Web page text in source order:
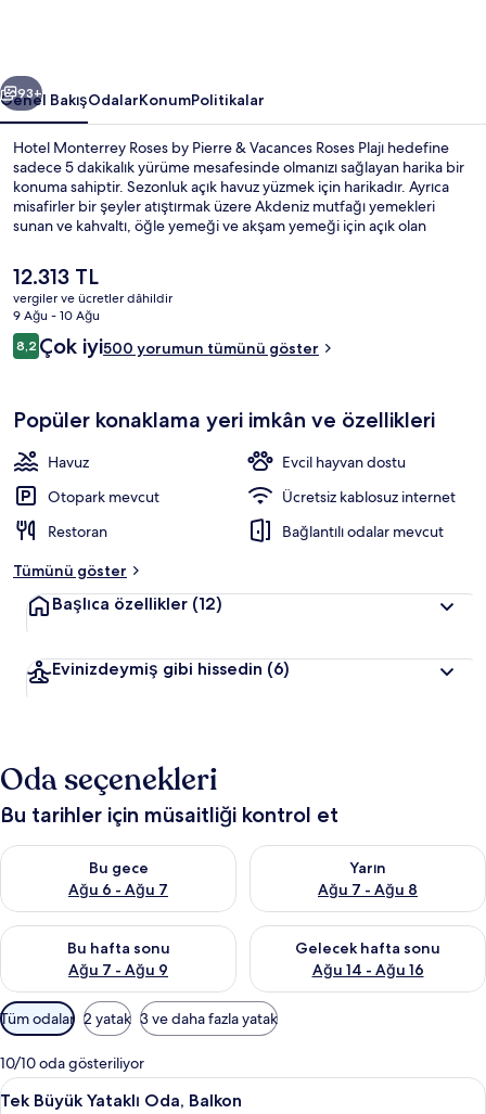
fotoğraf
galerisi
Sonraki
93+
Genel BakışOdalarKonumPolitikalar
Hotel Monterrey Roses by Pierre & Vacances Roses Plajı hedefine
sadece 5 dakikalık yürüme mesafesinde olmanızı sağlayan harika bir
konuma sahiptir. Sezonluk açık havuz yüzmek için harikadır. Ayrıca
misafirler bir şeyler atıştırmak üzere Akdeniz mutfağı yemekleri
sunan ve kahvaltı, öğle yemeği ve akşam yemeği için açık olan
çocuk havuzu diğer öne çıkan özellikler arasındadır. Yardıma hazır
personel ve konaklama yerinin genel durumu misafirlerden iyi puan
alıyor.
Şu
anki
fiyat
12.313 TL
12.313 TL
vergiler ve ücretler dâhildir
9 Ağu - 10 Ağu
Yorumlar
8,28,2/10
Çok iyi500 yorumun tümünü göster
Popüler konaklama yeri imkân ve özellikleri
Havuz
Evcil hayvan dostu
Otopark mevcut
Ücretsiz kablosuz internet
Restoran
Bağlantılı odalar mevcut
Tümünü göster
Başlıca özellikler (12)
Evinizdeymiş gibi hissedin (6)
Oda seçenekleri
Bu tarihler için müsaitliği kontrol et
Bu gece
Ağu 6 - Ağu 7
Bu gece için müsaitliği kontrol et Ağu 6 - Ağu 7
Yarın
Ağu 7 - Ağu 8
Yarın için müsaitliği kontrol
Bu hafta sonu
Ağu 7 - Ağu 9
Bu hafta sonu için müsaitliği kontrol et Ağu 7 - Ağu 9
Gelecek hafta sonu
Ağu 14 - Ağu 16
Önümüzdeki hafta sonu için
Odalar
için
mevcut
filtreler
Tüm odalar 2 yatak 3 ve daha fazla yatak
10/10 oda gösteriliyor
Tek
Odada kasa, masa, ücretsiz kablosuz
18
Tek Büyük Yataklı Oda, Balkon